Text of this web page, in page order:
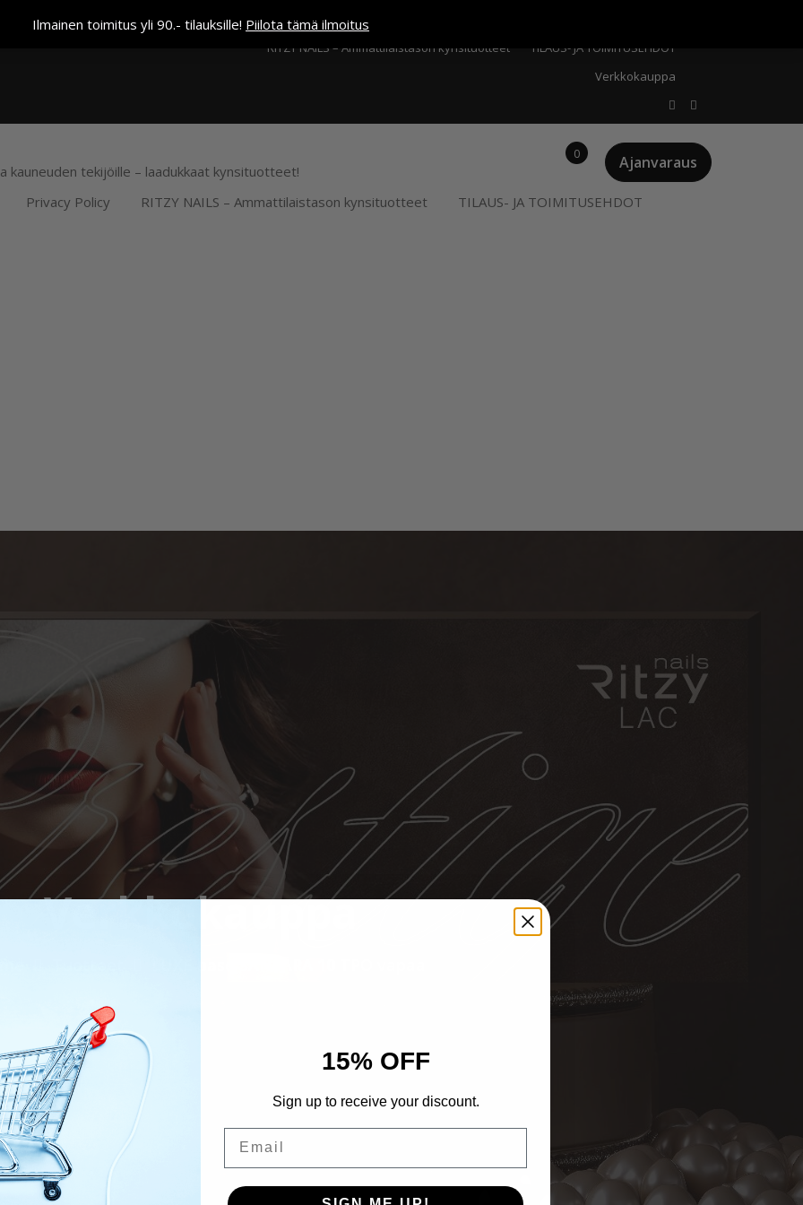
Ilmainen toimitus yli 90.- tilauksille! Piilota tämä ilmoitusKassa
RITZY NAILS – Ammattilaistason kynsituotteet
TILAUS- JA TOIMITUSEHDOT
Verkkokauppa
kauneuden tekijöille – laadukkaat kynsituotteet! Ajanvaraus
0
Privacy Policy RITZY NAILS – Ammattilaistason kynsituotteet TILAUS- JA TOIMITUSEHDOT
Verkkokauppa
15% OFF
Sign up to receive your discount.